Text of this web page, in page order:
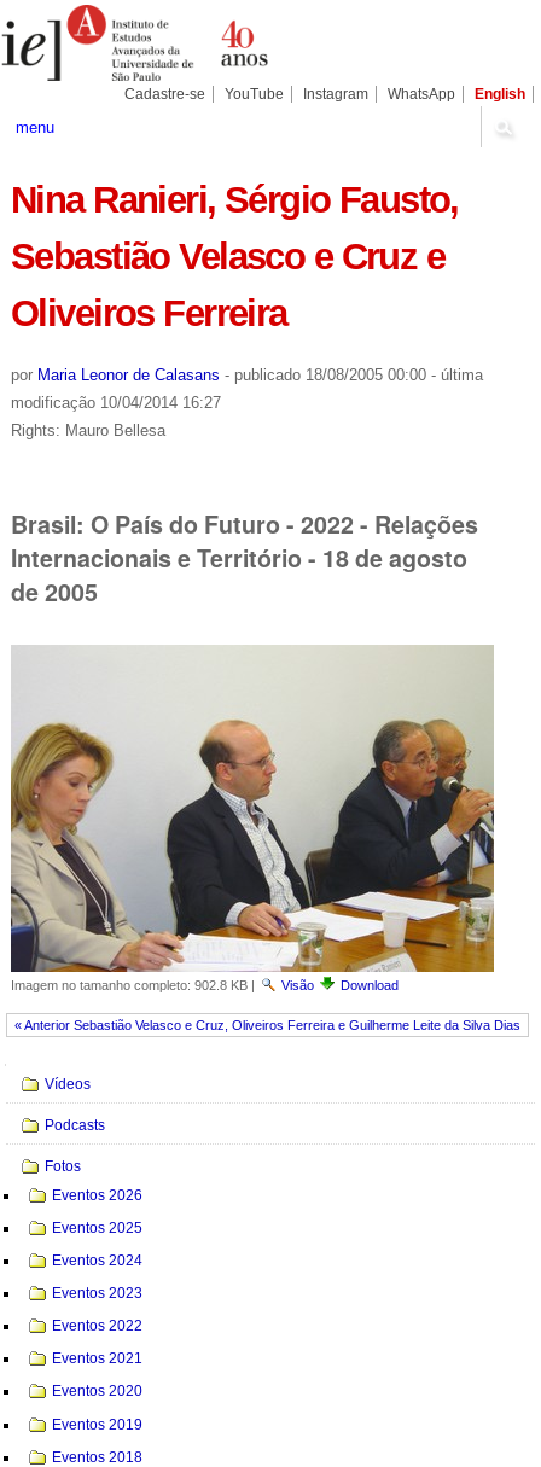
para
conteúdo.
Pessoais
Cadastre-se YouTube Instagram WhatsApp English
menu
Nina Ranieri, Sérgio Fausto,
Sebastião Velasco e Cruz e
Oliveiros Ferreira
por Maria Leonor de Calasans - publicado18/08/2005 00:00 - última
modificação10/04/2014 16:27
Rights: Mauro Bellesa
Brasil: O País do Futuro - 2022 - Relações
Internacionais e Território - 18 de agosto
de 2005
Imagem no tamanho completo: 902.8 KB| Visão Download
« Anterior Sebastião Velasco e Cruz, Oliveiros Ferreira e Guilherme Leite da Silva Dias
Vídeos
Podcasts
Fotos
Eventos 2026
Eventos 2025
Eventos 2024
Eventos 2023
Eventos 2022
Eventos 2021
Eventos 2020
Eventos 2019
Eventos 2018